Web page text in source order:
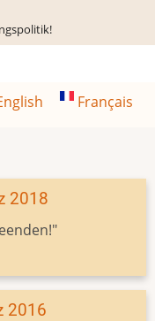
Français
2018
2016